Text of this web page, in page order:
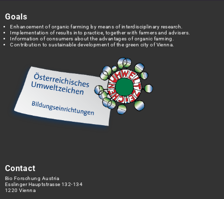
Goals
Enhancement of organic farming by means of interdisciplinary research.
Implementation of results into practice, together with farmers and advisers.
Information of consumers about the advantages of organic farming.
Contribution to sustainable development of the green city of Vienna.
Contact
Bio Forschung Austria
Esslinger Hauptstrasse 132-134
1220 Vienna